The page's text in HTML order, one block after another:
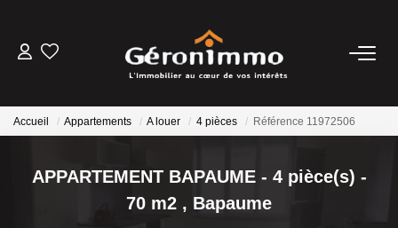
GESTION LOCATIVE
Accueil Appartements A louer 4 pièces Référence 11972506
APPARTEMENT BAPAUME - 4 pièce(s) -
70 m2 , Bapaume